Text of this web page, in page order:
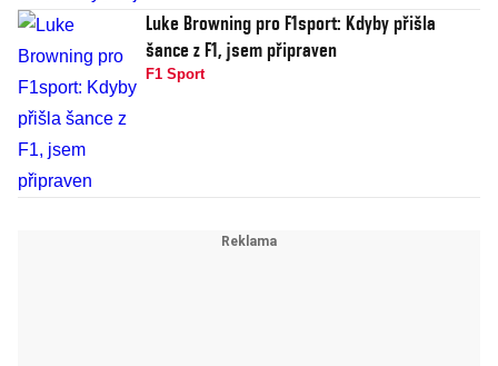
Luke Browning pro F1sport: Kdyby přišla
šance z F1, jsem připraven
F1 Sport